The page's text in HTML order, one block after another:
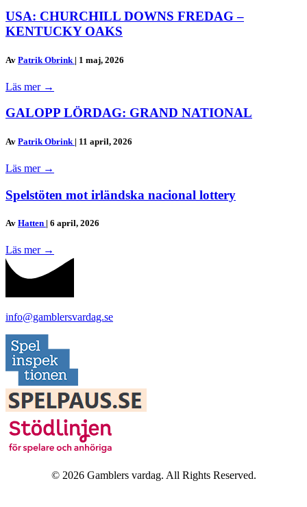
USA: CHURCHILL DOWNS FREDAG –
KENTUCKY OAKS
Av Patrik Obrink | 1 maj, 2026
Läs mer →
GALOPP LÖRDAG: GRAND NATIONAL
Av Patrik Obrink | 11 april, 2026
Läs mer →
Spelstöten mot irländska nacional lottery
Av Hatten | 6 april, 2026
Läs mer →
info@gamblersvardag.se
© 2026 Gamblers vardag. All Rights Reserved.